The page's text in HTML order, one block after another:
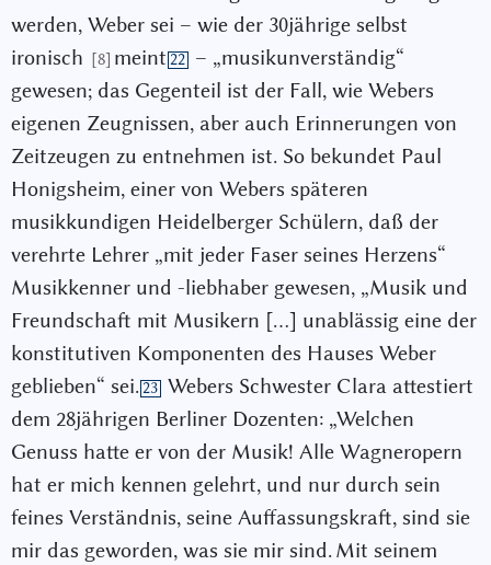
werden, Weber sei – wie der 30jährige selbst
ironisch
[8] meint 22 – „musikunverständig“
gewesen; das Gegenteil ist der Fall, wie Webers
eigenen Zeugnissen, aber auch Erinnerungen von
Zeitzeugen zu entnehmen ist. So bekundet Paul
Honigsheim, einer von Webers späteren
musikkundigen Heidelberger Schülern, daß der
verehrte Lehrer „mit jeder Faser seines Herzens“
Musikkenner und -liebhaber gewesen, „Musik und
Freundschaft mit Musikern […] unablässig eine der
konstitutiven Komponenten des Hauses Weber
geblieben“ sei.23 Webers Schwester Clara attestiert
dem 28jährigen Berliner Dozenten: „Welchen
Genuss hatte er von der Musik! Alle Wagneropern
hat er mich kennen gelehrt, und nur durch sein
feines Verständnis, seine Auffassungskraft, sind sie
mir das geworden, was sie mir sind. Mit seinem